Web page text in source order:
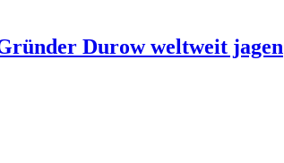
Durow weltweit jagen